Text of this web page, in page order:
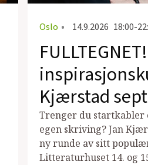
Oslo • 14.9.2026 18:00-
Kjærstad
Trenger du startkabler
egen skriving? Jan
ny runde av sitt
Litteraturhuset 14. og